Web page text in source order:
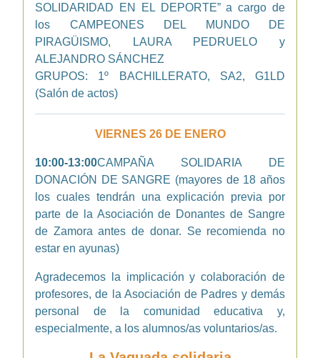
SOLIDARIDAD EN EL DEPORTE” a cargo de
los CAMPEONES DEL MUNDO DE
PIRAGÜISMO, LAURA PEDRUELO y
ALEJANDRO SÁNCHEZ
GRUPOS: 1º BACHILLERATO, SA2, G1LD
(Salón de actos)
VIERNES 26 DE ENERO
10:00-13:00CAMPAÑA SOLIDARIA DE
DONACIÓN DE SANGRE (mayores de 18 años
los cuales tendrán una explicación previa por
parte de la Asociación de Donantes de Sangre
de Zamora antes de donar. Se recomienda no
estar en ayunas)
Agradecemos la implicación y colaboración de
profesores, de la Asociación de Padres y demás
personal de la comunidad educativa y,
especialmente, a los alumnos/as voluntarios/as.